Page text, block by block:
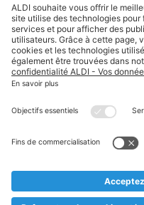
Suivez ALDI
Textes marqués d'un
* Nous vendons ces articles
au cas où, malgré le
prématurément en rupture
** Sur ce site, l’utilisation de